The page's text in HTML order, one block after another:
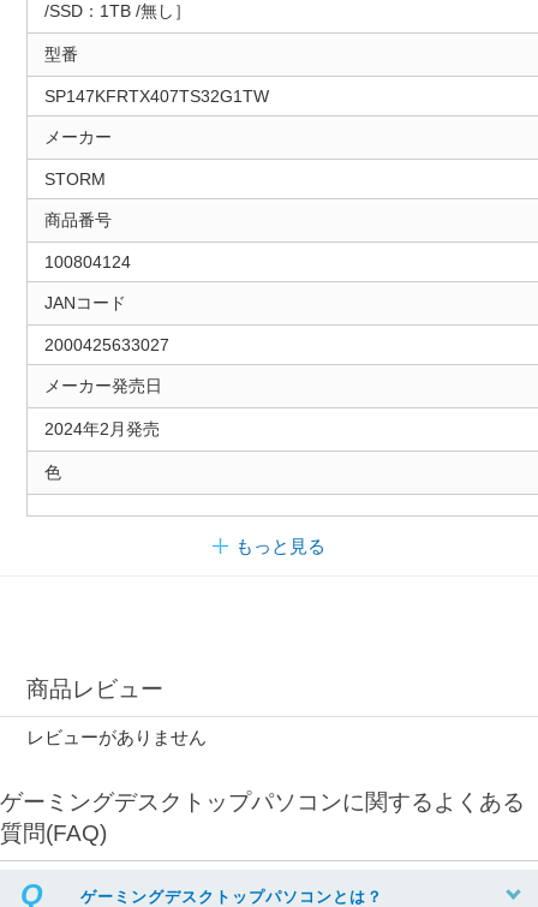
/SSD：1TB /無し］
型番
SP147KFRTX407TS32G1TW
メーカー
STORM
商品番号
100804124
JANコード
2000425633027
メーカー発売日
2024年2月発売
色
もっと見る
商品レビュー
レビューがありません
ゲーミングデスクトップパソコンに関するよくある
質問(FAQ)
ゲーミングデスクトップパソコンとは？